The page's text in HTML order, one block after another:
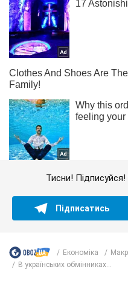
Тисни!
Підписатись
Економіка
В українських обмінниках...